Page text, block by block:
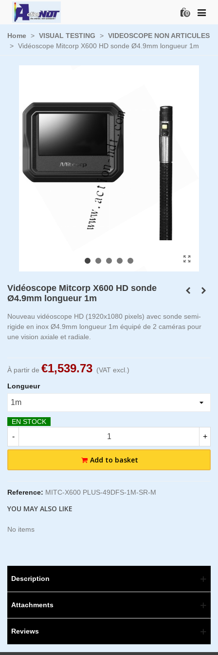
0
Home > VISUAL TESTING > VIDEOSCOPE NON ARTICULES
> Vidéoscope Mitcorp X600 HD sonde Ø4.9mm longueur 1m
Vidéoscope Mitcorp X600 HD sonde
Ø4.9mm longueur 1m
Nouveau vidéoscope HD (1920x1080 pixels) avec sonde semi-
rigide en inox Ø4.9mm longueur 1m équipé de 2 caméras pour
une vision axiale et radiale.
À partir de €1,539.73 (VAT excl.)
Longueur
EN STOCK
- +
Add to basket
Reference: MITC-X600 PLUS-49DFS-1M-SR-M
YOU MAY ALSO LIKE
No items
Description
Attachments
Reviews